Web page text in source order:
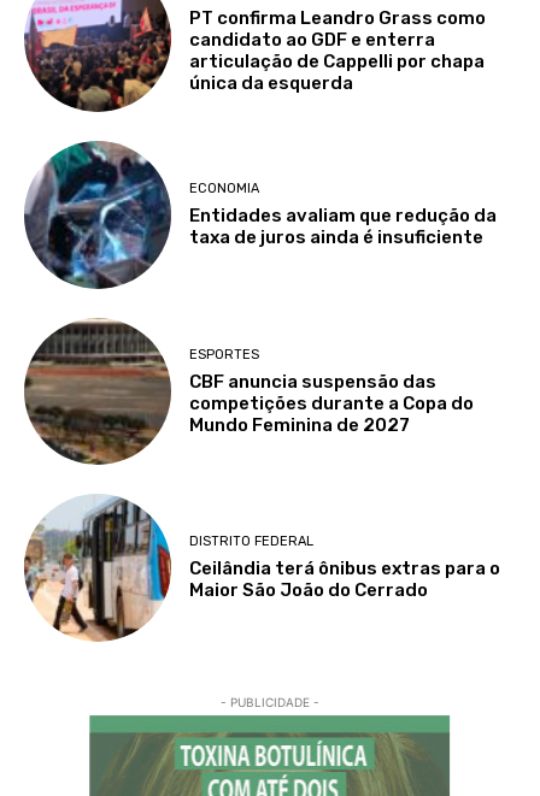
PT confirma Leandro Grass como
candidato ao GDF e enterra
articulação de Cappelli por chapa
única da esquerda
ECONOMIA
Entidades avaliam que redução da
taxa de juros ainda é insuficiente
ESPORTES
CBF anuncia suspensão das
competições durante a Copa do
Mundo Feminina de 2027
DISTRITO FEDERAL
Ceilândia terá ônibus extras para o
Maior São João do Cerrado
- PUBLICIDADE -